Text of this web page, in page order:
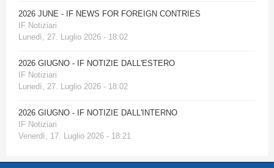
2026 JUNE - IF NEWS FOR FOREIGN CONTRIES
IF Notiziari
Lunedì, 27. Luglio 2026 - 18:02
2026 GIUGNO - IF NOTIZIE DALL'ESTERO
IF Notiziari
Lunedì, 27. Luglio 2026 - 18:02
2026 GIUGNO - IF NOTIZIE DALL'INTERNO
IF Notiziari
Venerdì, 17. Luglio 2026 - 18:21